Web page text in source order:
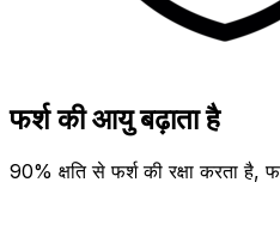
फर्श की आयु बढ़ाता है
90% क्षति से फर्श की रक्षा करता है,